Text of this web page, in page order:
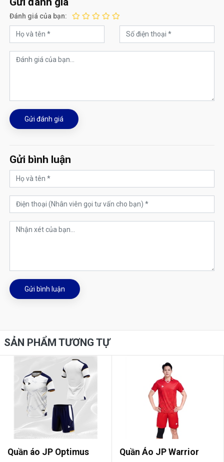
Đánh giá của bạn:
Gửi đánh giá
Gửi bình luận
Gửi bình luận
SẢN PHẨM TƯƠNG TỰ
Quần áo JP Optimus Quần Áo JP Warrior